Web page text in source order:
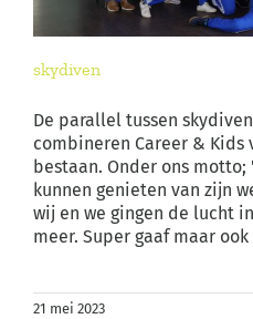
skydiven
De parallel tussen
combineren Career & Kids
bestaan. Onder ons
kunnen genieten van zijn
wij en we gingen de lucht
meer. Super gaaf maar ook
21 mei 2023